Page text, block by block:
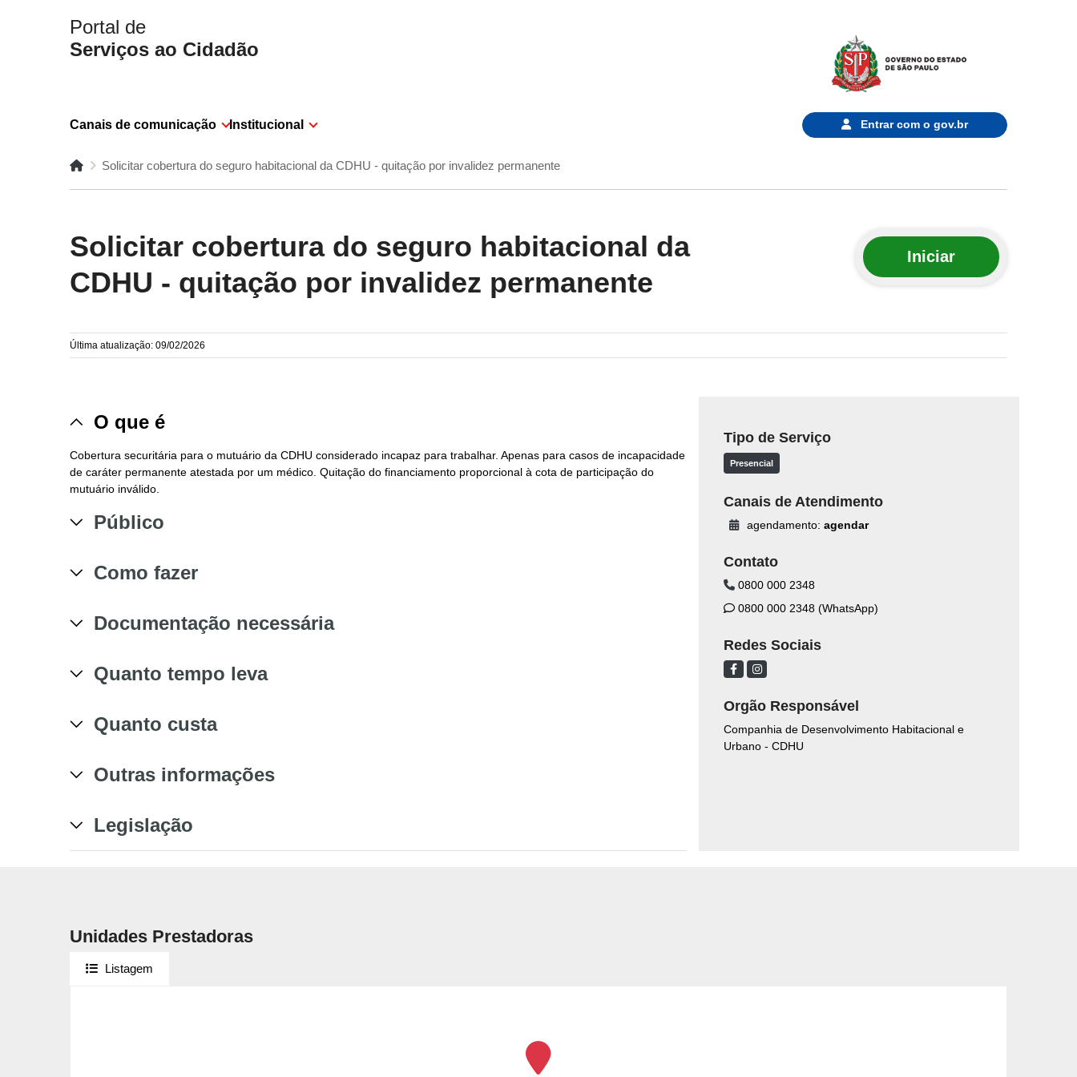
Portal de
Serviços ao Cidadão
Canais de comunicação Institucional Entrar com o gov.br
Solicitar cobertura do seguro habitacional da CDHU - quitação por invalidez permanente
Solicitar cobertura do seguro habitacional da
CDHU - quitação por invalidez permanente
Iniciar
Última atualização: 09/02/2026
O que é
Cobertura securitária para o mutuário da CDHU considerado incapaz para trabalhar. Apenas para casos de incapacidade
de caráter permanente atestada por um médico. Quitação do financiamento proporcional à cota de participação do
mutuário inválido.
Público
Como fazer
Documentação necessária
Quanto tempo leva
Quanto custa
Outras informações
Legislação
Tipo de Serviço
Presencial
Canais de Atendimento
agendamento: agendar
Contato
0800 000 2348
0800 000 2348 (WhatsApp)
Redes Sociais
Orgão Responsável
Companhia de Desenvolvimento Habitacional e
Urbano - CDHU
Unidades Prestadoras
Listagem